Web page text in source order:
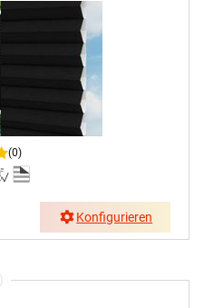
(0)
Konfigurieren